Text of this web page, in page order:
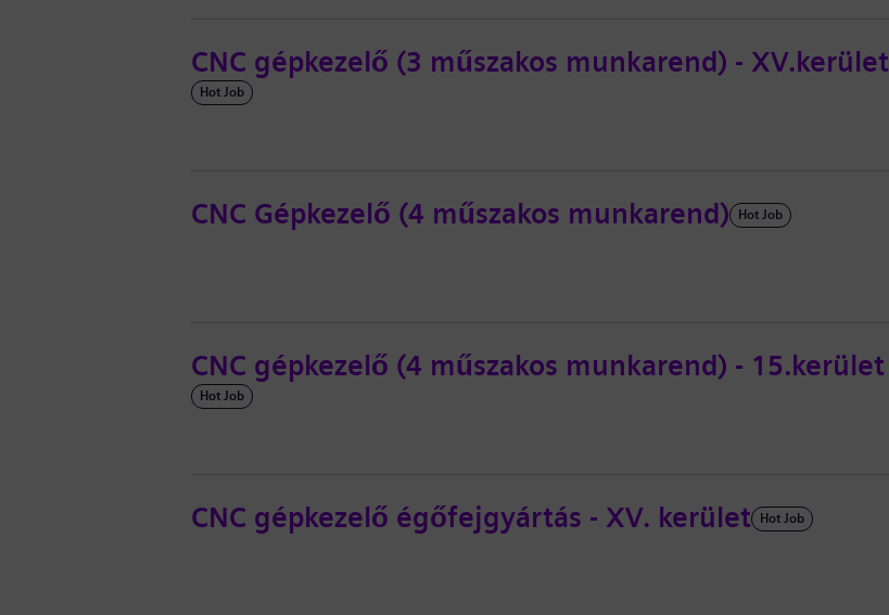
CNC gépkezelő (3 műszakos munkarend) - XV.kerület
Hot Job
CNC Gépkezelő (4 műszakos munkarend) Hot Job
CNC gépkezelő (4 műszakos munkarend) - 15.kerület
Hot Job
CNC gépkezelő égőfejgyártás - XV. kerület Hot Job